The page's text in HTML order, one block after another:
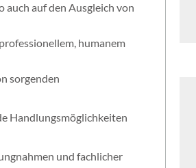
auf den Ausgleich von
humanem
sorgenden
Handlungsmöglichkeiten
und fachlicher